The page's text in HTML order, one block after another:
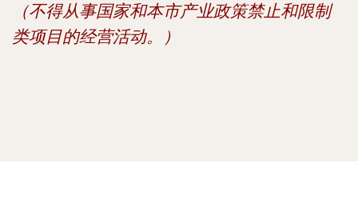
（不得从事国家和本市产业政策禁止和限制
类项目的经营活动。）